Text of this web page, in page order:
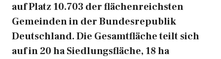
auf Platz 10.703 der flächenreichsten
Gemeinden in der Bundesrepublik
Deutschland. Die Gesamtfläche teilt sich
auf in 20 ha Siedlungsfläche, 18 ha